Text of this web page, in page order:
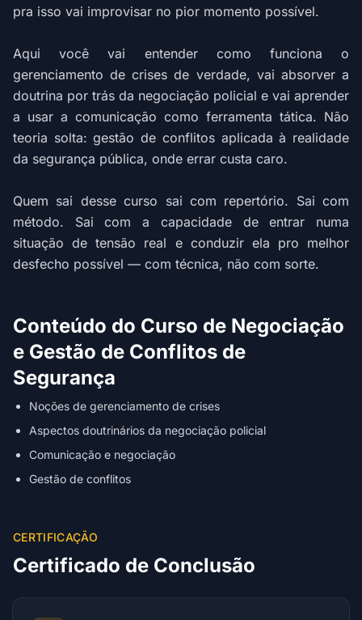
pra isso vai improvisar no pior momento possível.
Aqui você vai entender como funciona o
gerenciamento de crises de verdade, vai absorver a
doutrina por trás da negociação policial e vai aprender
a usar a comunicação como ferramenta tática. Não
teoria solta: gestão de conflitos aplicada à realidade
da segurança pública, onde errar custa caro.
Quem sai desse curso sai com repertório. Sai com
método. Sai com a capacidade de entrar numa
situação de tensão real e conduzir ela pro melhor
desfecho possível — com técnica, não com sorte.
Conteúdo do Curso de Negociação
e Gestão de Conflitos de
Segurança
Noções de gerenciamento de crises
Aspectos doutrinários da negociação policial
Comunicação e negociação
Gestão de conflitos
CERTIFICAÇÃO
Certificado de Conclusão